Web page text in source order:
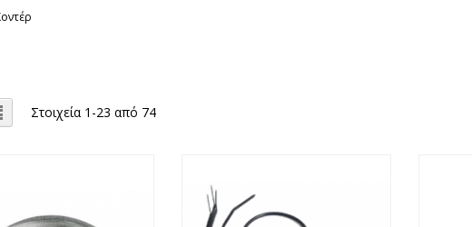
ΛίσταΣτοιχεία 1 -23 από 74